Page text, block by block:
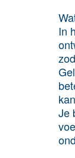
In
Je